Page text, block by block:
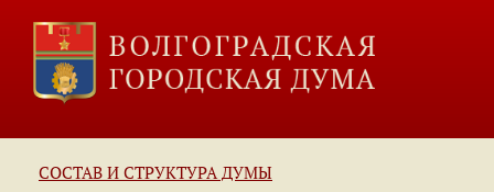
СОСТАВ И СТРУКТУРА ДУМЫ